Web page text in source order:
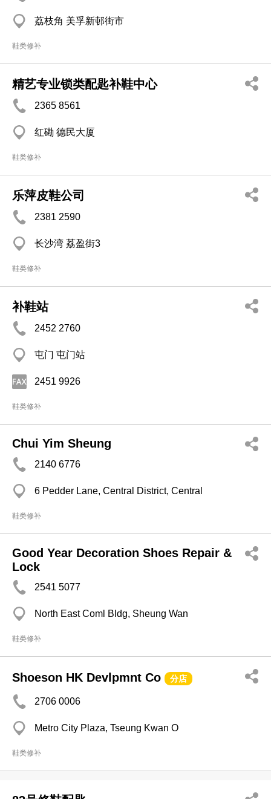
荔枝角 美孚新邨街市
鞋类修补
精艺专业锁类配匙补鞋中心
2365 8561
红磡 德民大厦
鞋类修补
乐萍皮鞋公司
2381 2590
长沙湾 荔盈街3
鞋类修补
补鞋站
2452 2760
屯门 屯门站
2451 9926
鞋类修补
Chui Yim Sheung
2140 6776
6 Pedder Lane, Central District, Central
鞋类修补
Good Year Decoration Shoes Repair &
Lock
2541 5077
North East Coml Bldg, Sheung Wan
鞋类修补
Shoeson HK Devlpmnt Co 分店
2706 0006
Metro City Plaza, Tseung Kwan O
鞋类修补